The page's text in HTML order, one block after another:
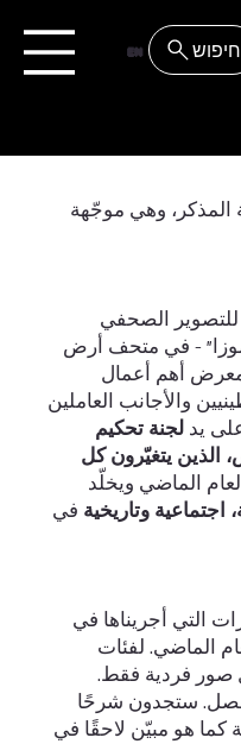
EN
المذكر، وهي موجّهة
الصحفي
- في متحف أرض
أهم أعمال
والأجانب العاملين
يد لجنة تحكيم
الذين يتغيّرون كل
الماضي ويخلّد
اجتماعية وتاريخية في
التي أجريناها في
الماضي. لفئات
صور فردية فقط.
ستجدون شرحًا
كما هو مبيّن لاحقًا في